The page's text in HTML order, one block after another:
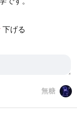
下げる
無糖